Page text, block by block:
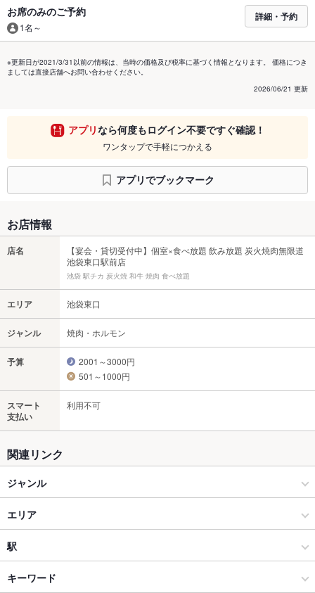
お席のみのご予約
1名～
詳細・予約
※更新日が2021/3/31以前の情報は、当時の価格及び税率に基づく情報となります。 価格につき
ましては直接店舗へお問い合わせください。
2026/06/21 更新
アプリなら何度もログイン不要ですぐ確認！
ワンタップで手軽につかえる
アプリでブックマーク
お店情報
店名
【宴会・貸切受付中】個室×食べ放題 飲み放題 炭火焼肉無限道
池袋東口駅前店
池袋 駅チカ 炭火焼 和牛 焼肉 食べ放題
エリア 池袋東口
ジャンル 焼肉・ホルモン
予算
2001～3000円
501～1000円
スマート
支払い
利用不可
関連リンク
ジャンル
焼肉・ホルモン
焼肉
池袋 × 焼肉・ホルモン
エリア
池袋東口
池袋東口 × 焼肉・ホルモン
駅
池袋駅
キーワード